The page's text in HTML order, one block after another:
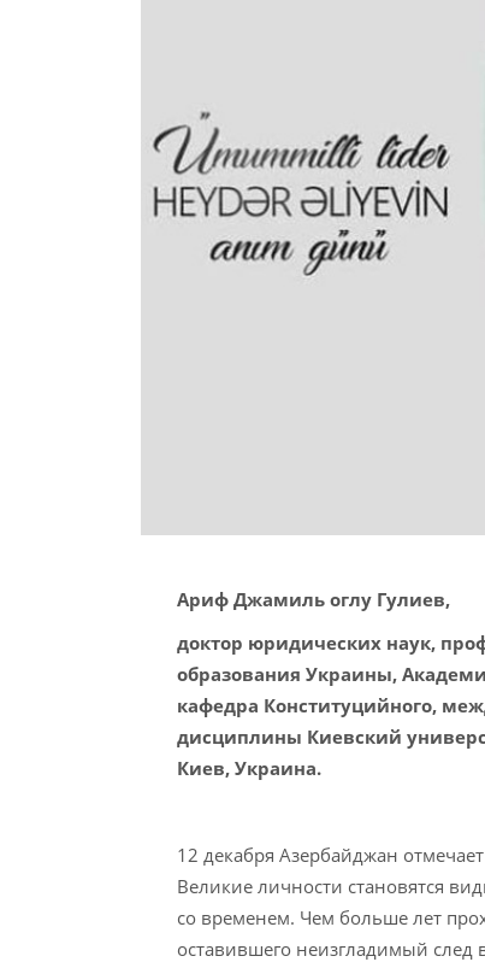
Ариф Джамиль оглу Гулиев,
доктор юридических наук,
образования Украины,
кафедра Конституцийного,
дисциплины Киевский
Киев, Украина.
12 декабря Азербайджан
Великие личности становятся
со временем. Чем больше лет
оставившего неизгладимый